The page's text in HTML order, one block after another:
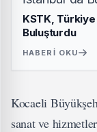
KSTK,
Buluşturdu
HABERI OKU
Kocaeli
sanat ve